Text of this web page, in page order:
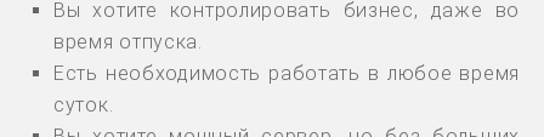
Вы хотите контролировать бизнес, даже во
время отпуска.
Есть необходимость работать в любое время
суток.